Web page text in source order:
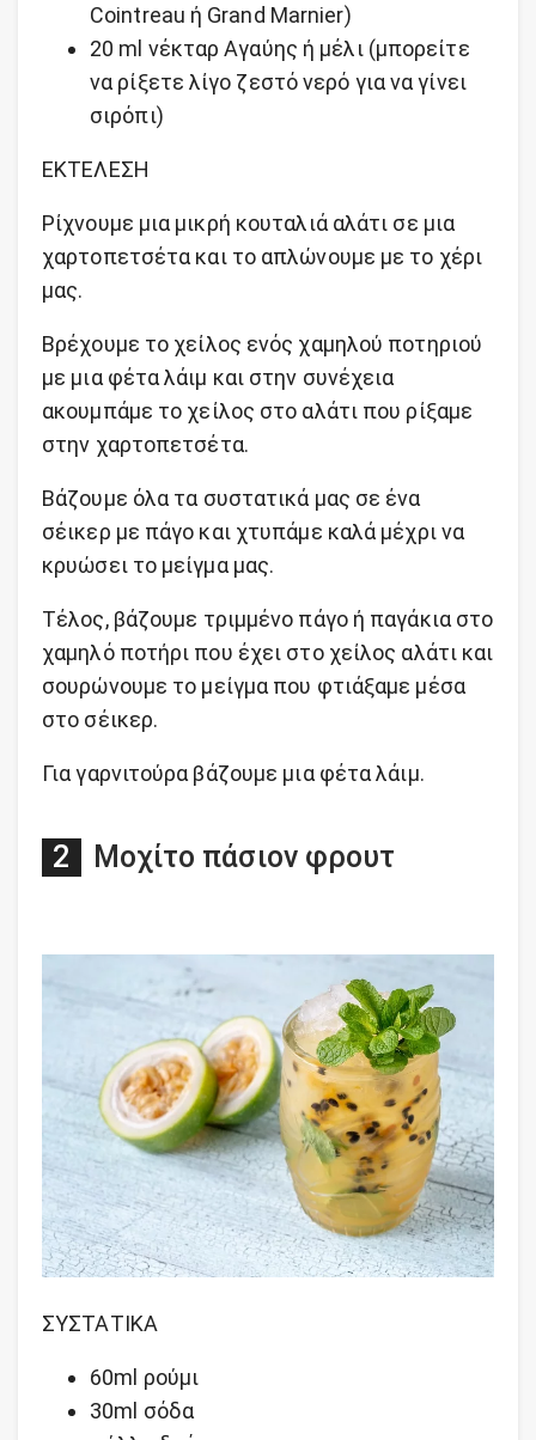
Cointreau ή Grand Marnier)
20 ml νέκταρ Αγαύης ή μέλι (μπορείτε
να ρίξετε λίγο ζεστό νερό για να γίνει
σιρόπι)
ΕΚΤΕΛΕΣΗ
Ρίχνουμε μια μικρή κουταλιά αλάτι σε μια
χαρτοπετσέτα και το απλώνουμε με το χέρι
μας.
Βρέχουμε το χείλος ενός χαμηλού ποτηριού
με μια φέτα λάιμ και στην συνέχεια
ακουμπάμε το χείλος στο αλάτι που ρίξαμε
στην χαρτοπετσέτα.
Βάζουμε όλα τα συστατικά μας σε ένα
σέικερ με πάγο και χτυπάμε καλά μέχρι να
κρυώσει το μείγμα μας.
Τέλος, βάζουμε τριμμένο πάγο ή παγάκια στο
χαμηλό ποτήρι που έχει στο χείλος αλάτι και
σουρώνουμε το μείγμα που φτιάξαμε μέσα
στο σέικερ.
Για γαρνιτούρα βάζουμε μια φέτα λάιμ.
Μοχίτο πάσιον φρουτ
ΣΥΣΤΑΤΙΚΑ
60ml ρούμι
30ml σόδα